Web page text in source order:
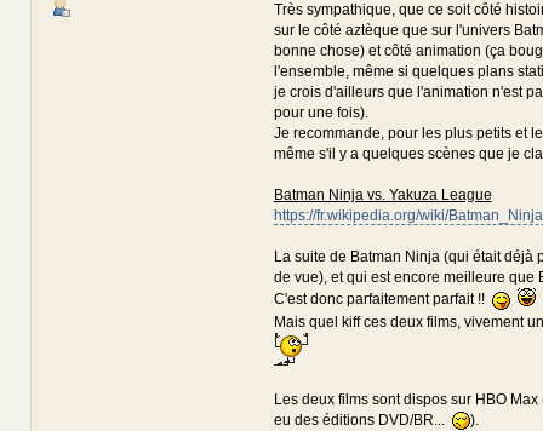
Très sympathique, que ce soit côté
sur le côté aztèque que sur l'univers
bonne chose) et côté animation (ça
l'ensemble, même si quelques plans
je crois d'ailleurs que l'animation n'est
pour une fois).
Je recommande, pour les plus petits et
même s'il y a quelques scènes que je
Batman Ninja vs. Yakuza League
https://fr.wikipedia.org/wiki/
La suite de Batman Ninja (qui était déjà
de vue), et qui est encore meilleure que
C'est donc parfaitement parfait !!
Mais quel kiff ces deux films, vivement
Les deux films sont dispos sur HBO
eu des éditions DVD/BR...
).